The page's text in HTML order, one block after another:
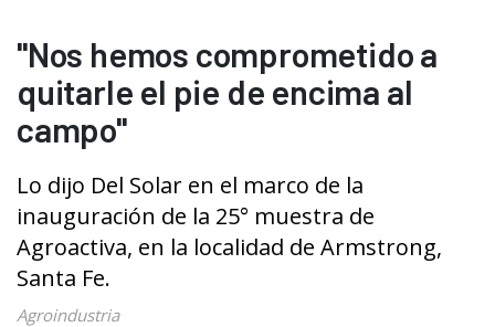
"Nos hemos comprometido a
quitarle el pie de encima al
campo"
Lo dijo Del Solar en el marco de la
inauguración de la 25° muestra de
Agroactiva, en la localidad de Armstrong,
Santa Fe.
Agroindustria